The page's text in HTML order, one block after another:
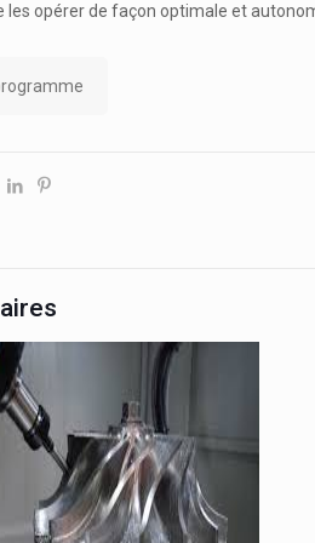
les opérer de façon optimale et au